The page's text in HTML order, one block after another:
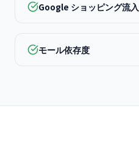
Google ショッピング流入
モール依存度